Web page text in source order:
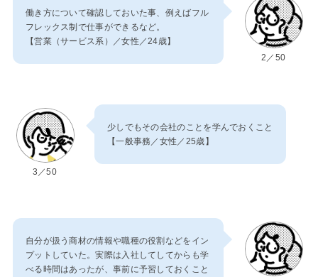
働き方について確認しておいた事、例えばフル
フレックス制で仕事ができるなど。
【営業（サービス系）／女性／24歳】
2／50
3／50
少しでもその会社のことを学んでおくこと
【一般事務／女性／25歳】
自分が扱う商材の情報や職種の役割などをイン
プットしていた。実際は入社してしてからも学
べる時間はあったが、事前に予習しておくこと